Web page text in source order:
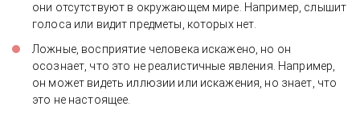
они отсутствуют в окружающем мире. Например, слышит
голоса или видит предметы, которых нет.
Ложные, восприятие человека искажено, но он
осознает, что это не реалистичные явления. Например,
он может видеть иллюзии или искажения, но знает, что
это не настоящее.